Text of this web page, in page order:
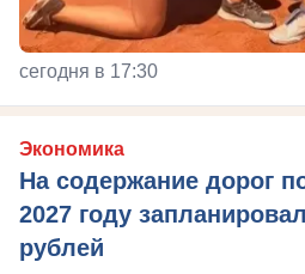
сегодня в 17:30
Экономика
На содержание дорог
2027 году
рублей